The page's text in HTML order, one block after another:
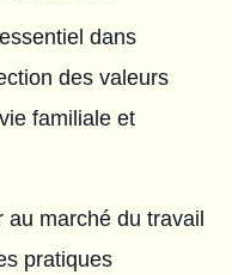
dans
des valeurs
familiale et
au marché du travail
pratiques